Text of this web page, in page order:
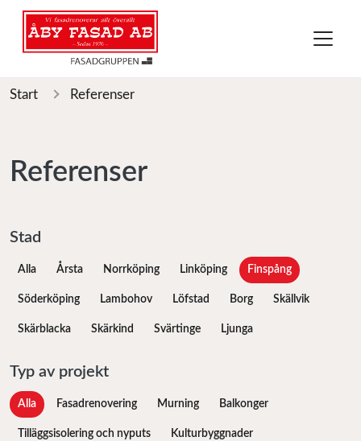
Start Referenser
Referenser
Stad
Alla Årsta Norrköping Linköping Finspång
Söderköping Lambohov Löfstad Borg Skällvik
Skärblacka Skärkind Svärtinge Ljunga
Typ av projekt
Alla Fasadrenovering Murning Balkonger
Tilläggsisolering och nyputs Kulturbyggnader